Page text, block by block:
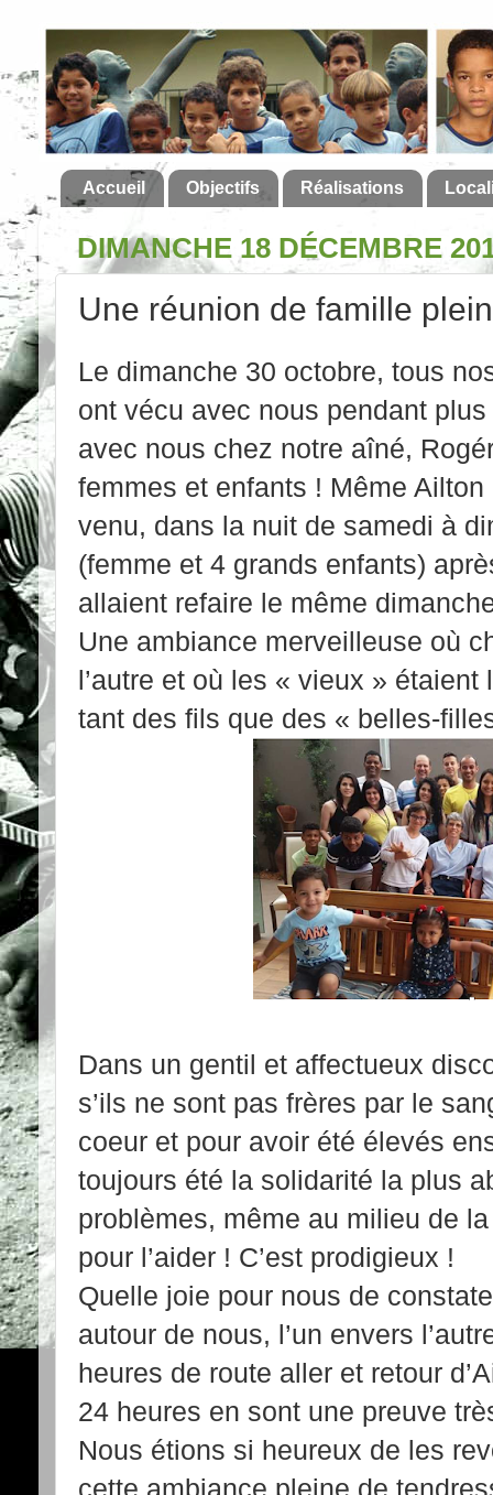
Accueil Objectifs Réalisations
DIMANCHE 18 DÉCEMBRE
Une réunion de famille
Le dimanche 30 octobre, tous
ont vécu avec nous pendant
avec nous chez notre aîné,
femmes et enfants ! Même
venu, dans la nuit de samedi à
(femme et 4 grands enfants)
allaient refaire le même
Une ambiance merveilleuse où
l’autre et où les « vieux »
tant des fils que des « belles-
Dans un gentil et affectueux
s’ils ne sont pas frères par le
coeur et pour avoir été élevés
toujours été la solidarité la plus
problèmes, même au milieu de
pour l’aider ! C’est prodigieux !
Quelle joie pour nous de
autour de nous, l’un envers
heures de route aller et retour
24 heures en sont une preuve
Nous étions si heureux de les
cette ambiance pleine de